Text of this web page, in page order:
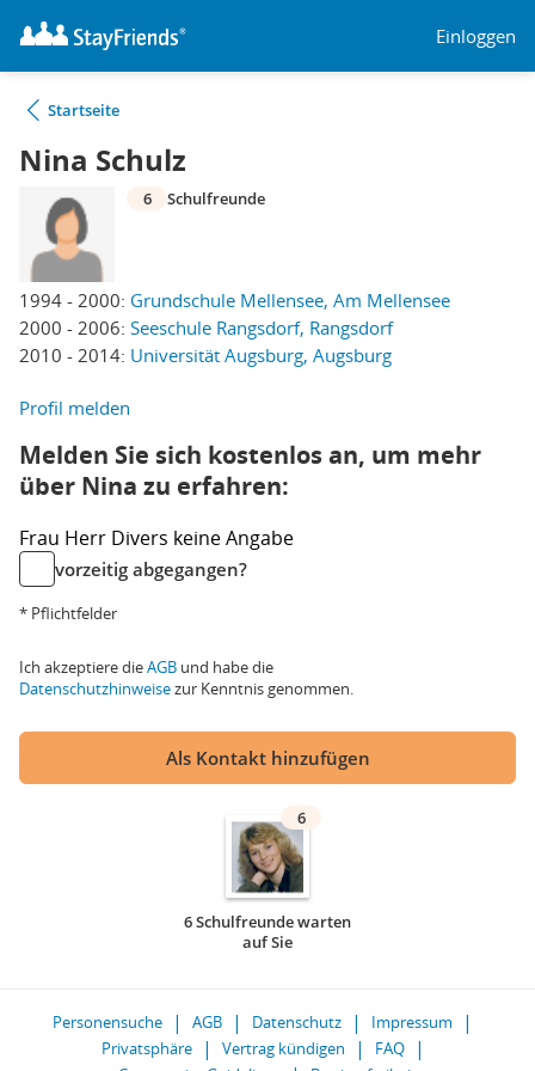
Einloggen
Startseite
Nina Schulz
1994 - 2000: Grundschule Mellensee, Am Mellensee
2000 - 2006: Seeschule Rangsdorf, Rangsdorf
2010 - 2014: Universität Augsburg, Augsburg
6 Schulfreunde
Profil melden
Melden Sie sich kostenlos an, um mehr
über Nina zu erfahren:
Frau Herr Divers keine Angabe
vorzeitig abgegangen?
* Pflichtfelder
Ich akzeptiere dieAGB und habe die
Datenschutzhinweisezur Kenntnis genommen.
Als Kontakt hinzufügen
6
6 Schulfreunde warten
auf Sie
Personensuche AGB Datenschutz
Impressum
Privatsphäre
Vertrag kündigen
FAQ